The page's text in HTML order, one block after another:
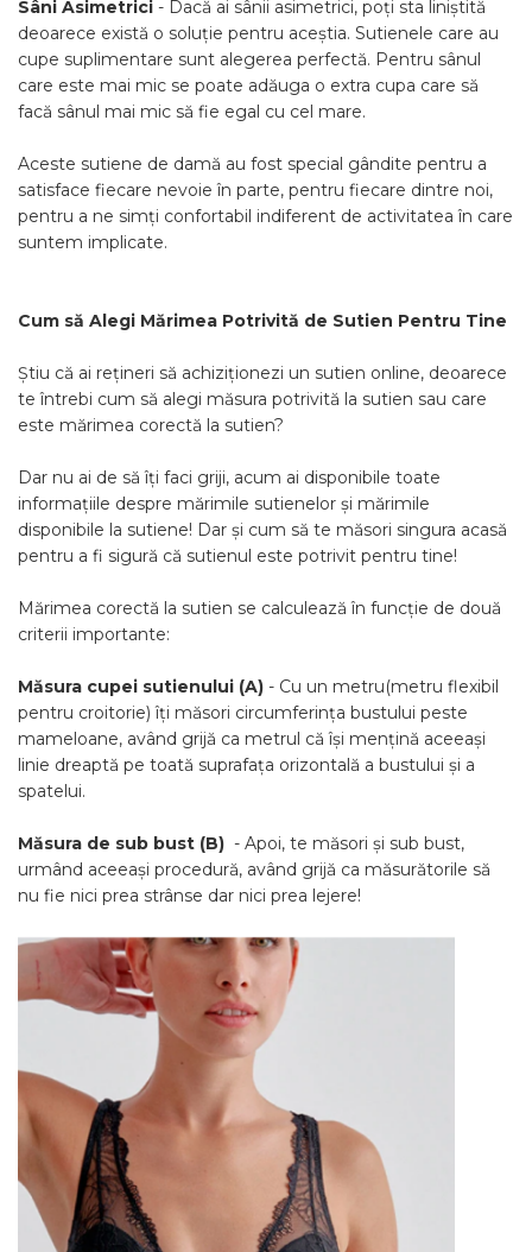
Sâni Asimetrici - Dacă ai sânii asimetrici, poți sta liniștită
deoarece există o soluție pentru aceștia. Sutienele care au
cupe suplimentare sunt alegerea perfectă. Pentru sânul
care este mai mic se poate adăuga o extra cupa care să
facă sânul mai mic să fie egal cu cel mare.
Aceste sutiene de damă au fost special gândite pentru a
satisface fiecare nevoie în parte, pentru fiecare dintre noi,
pentru a ne simți confortabil indiferent de activitatea în care
suntem implicate.
Cum să Alegi Mărimea Potrivită de Sutien Pentru Tine
Știu că ai rețineri să achiziționezi un sutien online, deoarece
te întrebi cum să alegi măsura potrivită la sutien sau care
este mărimea corectă la sutien?
Dar nu ai de să îți faci griji, acum ai disponibile toate
informațiile despre mărimile sutienelor și mărimile
disponibile la sutiene! Dar și cum să te măsori singura acasă
pentru a fi sigură că sutienul este potrivit pentru tine!
Mărimea corectă la sutien se calculează în funcție de două
criterii importante:
Măsura cupei sutienului (A) - Cu un metru(metru flexibil
pentru croitorie) îți măsori circumferința bustului peste
mameloane, având grijă ca metrul că își mențină aceeași
linie dreaptă pe toată suprafața orizontală a bustului și a
spatelui.
Măsura de sub bust (B) - Apoi, te măsori și sub bust,
urmând aceeași procedură, având grijă ca măsurătorile să
nu fie nici prea strânse dar nici prea lejere!